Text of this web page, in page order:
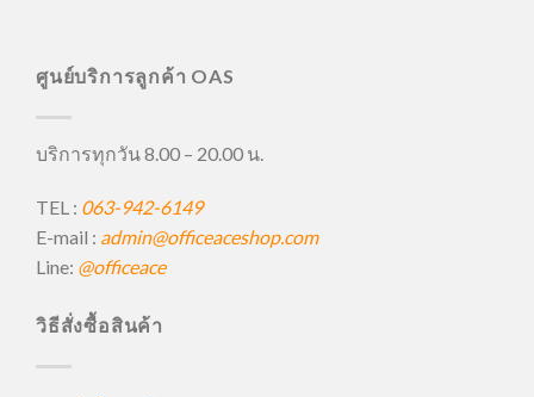
ศูนย์บริการลูกค้า OAS
บริการทุกวัน 8.00 – 20.00 น.
TEL : 063-942-6149
E-mail : admin@officeaceshop.com
Line: @officeace
วิธีสั่งซื้อสินค้า